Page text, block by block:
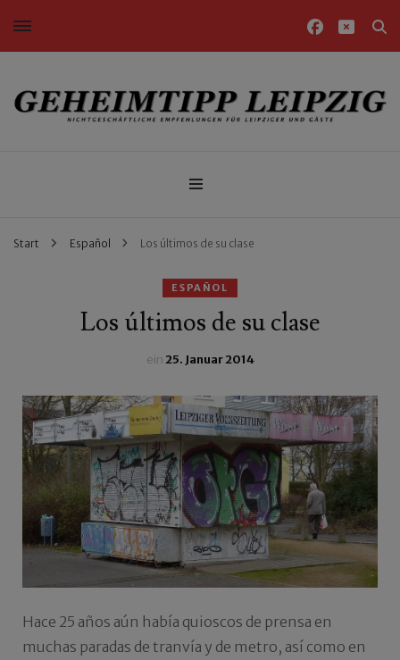
Nichtgeschäftliche Empfehlungen für Leipziger und Gäste
Start Español Los últimos de su clase
ESPAÑOL
Los últimos de su clase
ein25. Januar 2014
Hace 25 años aún había quioscos de prensa en
muchas paradas de tranvía y de metro, así como en